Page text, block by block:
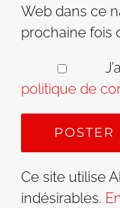
Web dans ce
prochaine fois
politique de
Ce site utilise
indésirables.